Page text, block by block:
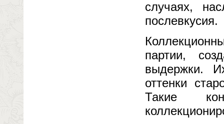
случаях,
послевкусия.
партии,
выдержки.
оттенки
Такие